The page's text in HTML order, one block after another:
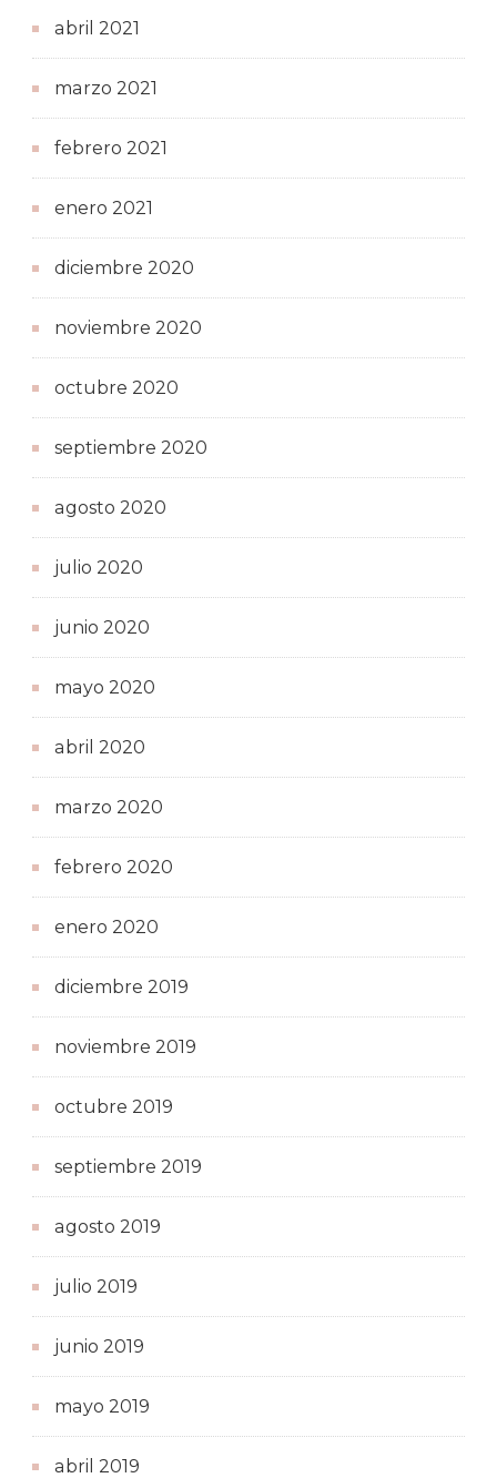
abril 2021
marzo 2021
febrero 2021
enero 2021
diciembre 2020
noviembre 2020
octubre 2020
septiembre 2020
agosto 2020
julio 2020
junio 2020
mayo 2020
abril 2020
marzo 2020
febrero 2020
enero 2020
diciembre 2019
noviembre 2019
octubre 2019
septiembre 2019
agosto 2019
julio 2019
junio 2019
mayo 2019
abril 2019